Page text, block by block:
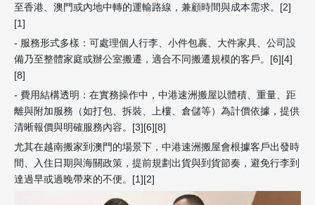
至香港、澳門或內地中轉的運輸路線，兼顧時間與成本需求。[2]
[1]
- 服務形式多樣：可處理個人行李、小件包裹、大件家具、公司設
備乃至整體家庭或辦公室搬遷，適合不同搬遷規模的客戶。[6][4]
[8]
- 費用結構透明：在實務操作中，中港速洲搬屋以體積、重量、距
離與附加服務（如打包、拆裝、上樓、倉儲等）為計價依據，提供
清晰報價與明確服務內容。[3][6][8]
尤其在越南搬家到澳門的場景下，中港速洲搬屋會根據客戶出發時
間、入住日期與海關政策，提前規劃出貨與到貨節奏，避免行李到
達過早或過晚帶來的不便。[1][2]